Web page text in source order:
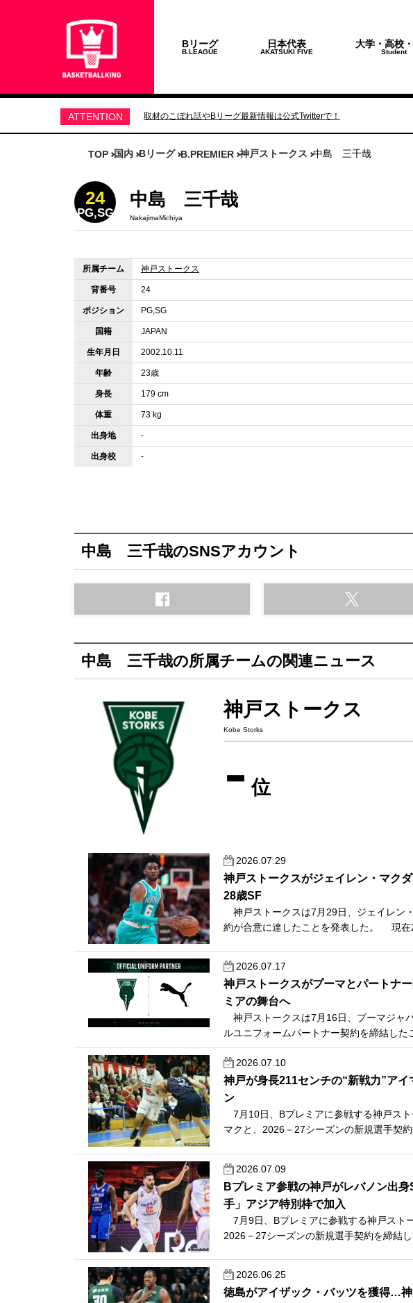
Bリーグ
B.LEAGUE
日本代表
AKATSUKI FIVE
大学・高校
Student
ATTENTION 取材のこぼれ話やBリーグ最新情報は公式Twitterで！
TOP 国内 Bリーグ B.PREMIER 神戸ストークス 中島 三千哉
24
PG,SG
中島 三千哉
NakajimaMichiya
所属チーム 神戸ストークス
背番号 24
ポジション PG,SG
国籍 JAPAN
生年月日 2002.10.11
年齢 23歳
身長 179 cm
体重 73 kg
出身地 -
出身校 -
中島 三千哉のSNSアカウント
中島 三千哉の所属チームの関連ニュース
神戸ストークス
Kobe Storks
- 位
2026.07.29
神戸ストークスがジェイレン・マク
28歳SF
神戸ストークスは7月29日、ジェイレン
約が合意に達したことを発表した。 現在
2026.07.17
神戸ストークスがプーマとパートナ
ミアの舞台へ
神戸ストークスは7月16日、プーマジャ
ルユニフォームパートナー契約を締結し
2026.07.10
神戸が身長211センチの“新戦力”ア
ン
7月10日、Bプレミアに参戦する神戸ス
マクと、2026－27シーズンの新規選手契
2026.07.09
Bプレミア参戦の神戸がレバノン出
手」アジア特別枠で加入
7月9日、Bプレミアに参戦する神戸スト
2026－27シーズンの新規選手契約を締結
2026.06.25
徳島がアイザック・バッツを獲得…